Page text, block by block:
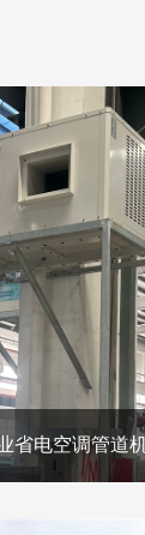
省电空调管道